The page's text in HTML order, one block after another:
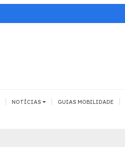
NOTÍCIAS GUIAS MOBILIDADE